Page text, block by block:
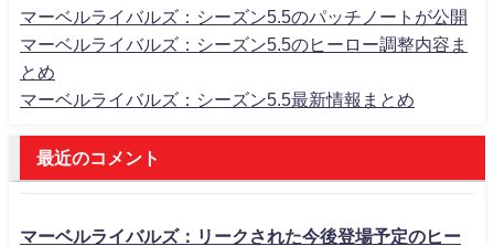
マーベルライバルズ：シーズン5.5のパッチノートが公開
マーベルライバルズ：シーズン5.5のヒーロー調整内容ま
とめ
マーベルライバルズ：シーズン5.5最新情報まとめ
最近のコメント
マーベルライバルズ：リークされた今後登場予定のヒー